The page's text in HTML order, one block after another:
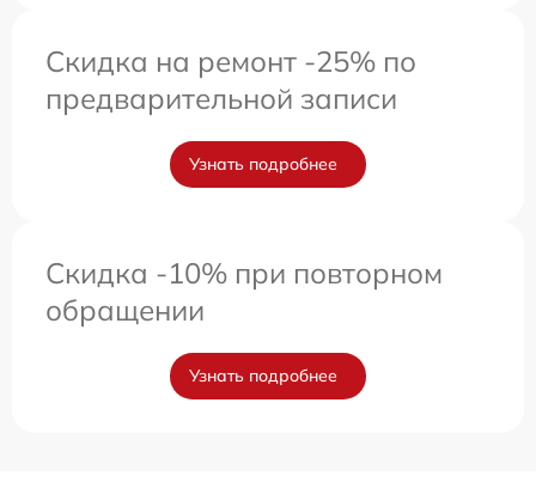
Скидка на ремонт -25% по
предварительной записи
Узнать подробнее
Скидка -10% при повторном
обращении
Узнать подробнее